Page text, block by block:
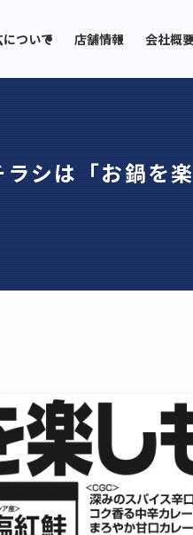
について 店舗情報 会社概
シは「お鍋を